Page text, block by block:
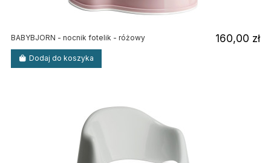
BABYBJORN - nocnik fotelik - różowy 160,00 zł
Dodaj do koszyka